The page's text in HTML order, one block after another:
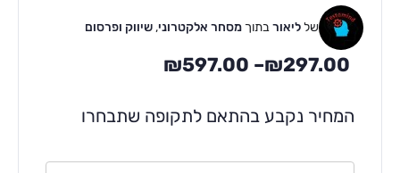
שלליאורבתוך מסחר אלקטרוני,שיווק ופרסום
₪297.00
–
₪597.00
המחיר נקבע בהתאם לתקופה שתבחרו